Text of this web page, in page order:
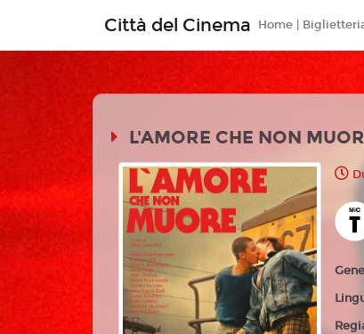
Città del Cinema Home |
L'AMORE CHE NON